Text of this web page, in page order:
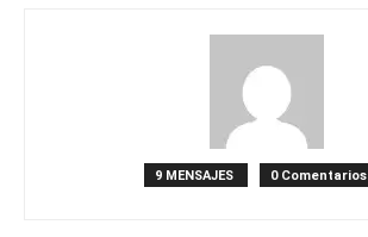
9 MENSAJES 0 Comentarios